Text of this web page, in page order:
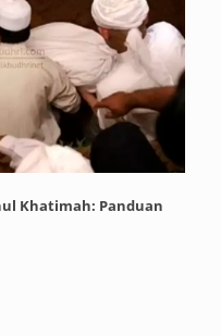
Khatimah: Panduan